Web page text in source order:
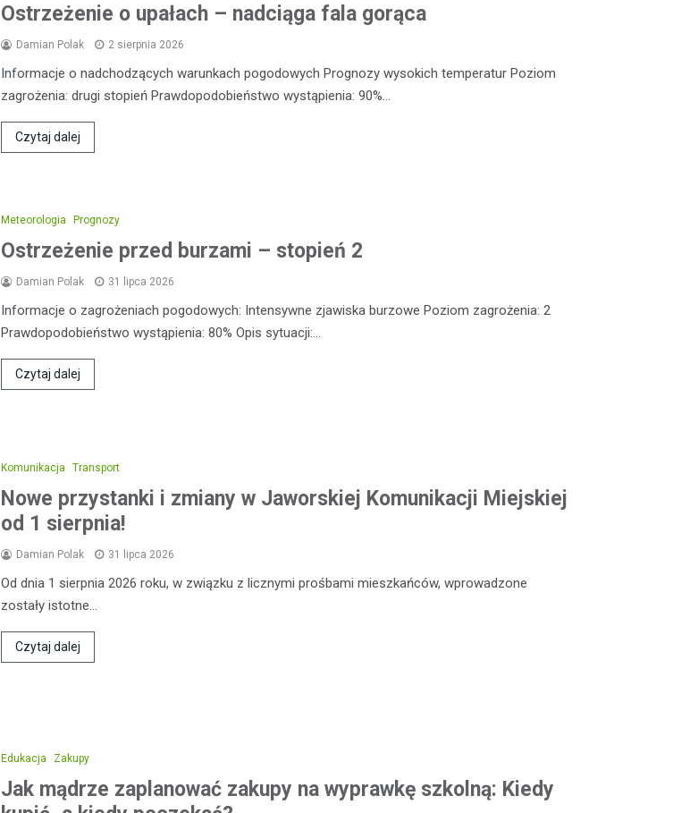
Ostrzeżenie o upałach – nadciąga fala gorąca
Damian Polak 2 sierpnia 2026
Informacje o nadchodzących warunkach pogodowych Prognozy wysokich temperatur Poziom
zagrożenia: drugi stopień Prawdopodobieństwo wystąpienia: 90%…
Czytaj dalej
Meteorologia Prognozy
Ostrzeżenie przed burzami – stopień 2
Damian Polak 31 lipca 2026
Informacje o zagrożeniach pogodowych: Intensywne zjawiska burzowe Poziom zagrożenia: 2
Prawdopodobieństwo wystąpienia: 80% Opis sytuacji:…
Czytaj dalej
Komunikacja Transport
Nowe przystanki i zmiany w Jaworskiej Komunikacji Miejskiej
od 1 sierpnia!
Damian Polak 31 lipca 2026
Od dnia 1 sierpnia 2026 roku, w związku z licznymi prośbami mieszkańców, wprowadzone
zostały istotne…
Czytaj dalej
Edukacja Zakupy
Jak mądrze zaplanować zakupy na wyprawkę szkolną: Kiedy